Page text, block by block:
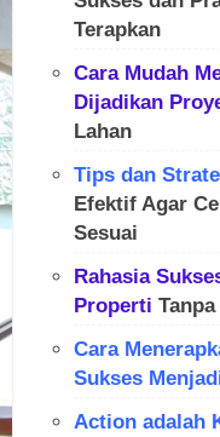
Terapkan
Cara Mudah
Dijadikan
Lahan
Tips dan
Efektif Agar
Sesuai
Rahasia
Properti
Cara
Sukses
Action adalah